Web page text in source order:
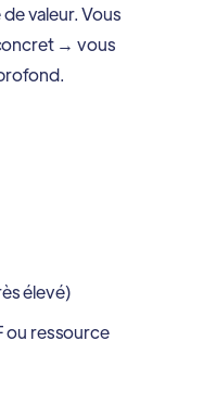
de valeur. Vous
→ vous
élevé)
ou ressource